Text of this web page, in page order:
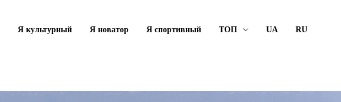
Я культурный Я новатор Я спортивный ТОП UA RU